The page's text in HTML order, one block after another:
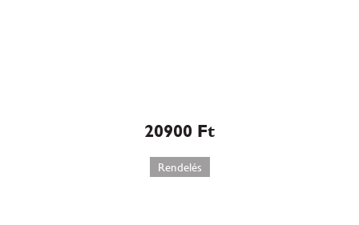
20900 Ft
Rendelés